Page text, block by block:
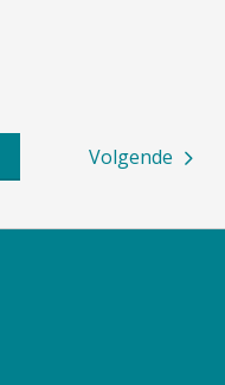
Volgende